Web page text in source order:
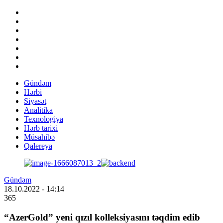
Gündəm
Hərbi
Siyasət
Analitika
Texnologiya
Hərb tarixi
Müsahibə
Qalereya
Gündəm
18.10.2022 - 14:14
365
“AzerGold” yeni qızıl kolleksiyasını təqdim edib